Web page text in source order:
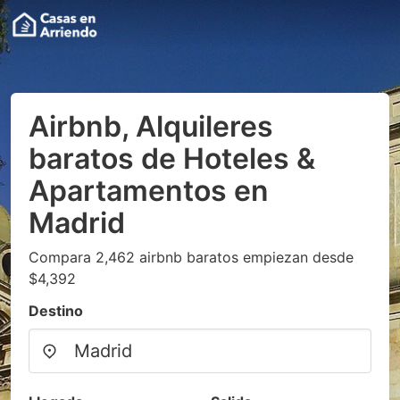
Airbnb, Alquileres
baratos de Hoteles &
Apartamentos en
Madrid
Compara 2,462 airbnb baratos empiezan desde
$4,392
Destino